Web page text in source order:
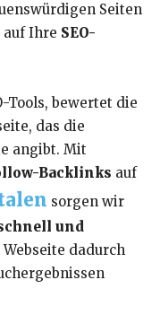
Seiten
Ihre SEO-
Tools, bewertet die
das die
angibt. Mit
Backlinks auf
sorgen wir
und
dadurch